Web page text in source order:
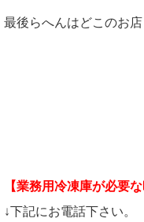
最後らへんはどこのお
【業務用冷凍庫が必要
↓下記にお電話下さい。